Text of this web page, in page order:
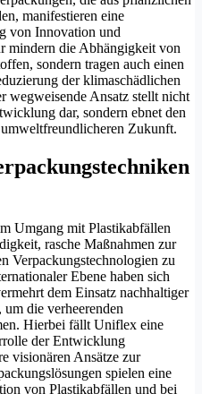
manifestieren eine
von Innovation und
mindern die Abhängigkeit von
sondern tragen auch einen
der klimaschädlichen
wegweisende Ansatz stellt nicht
dar, sondern ebnet den
Zukunft.
Umgang mit Plastikabfällen
rasche Maßnahmen zur
Verpackungstechnologien zu
Ebene haben sich
dem Einsatz nachhaltiger
die verheerenden
Hierbei fällt Uniflex eine
der Entwicklung
visionären Ansätze zur
spielen eine
von Plastikabfällen und bei